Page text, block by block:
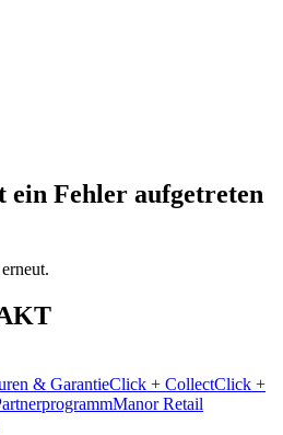
ein Fehler aufgetreten
& GarantieClick + CollectClick +
Manor Retail